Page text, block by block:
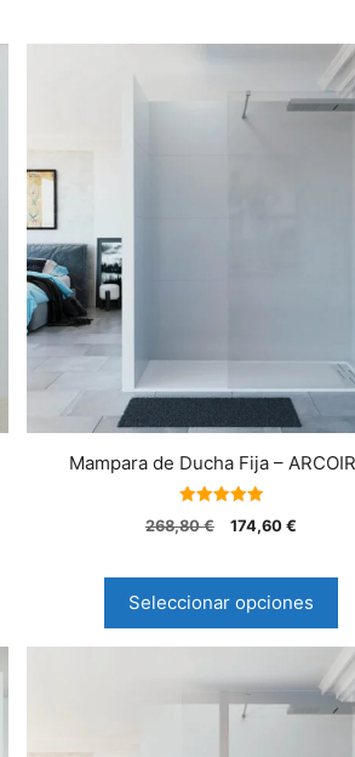
Mampara de Ducha Fija –
5.00
de 5
268,80€ 174,60 €
Seleccionar opciones